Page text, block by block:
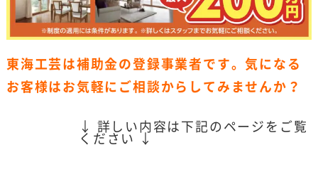
東海工芸は補助金の登録事業者です。気になる
お客様はお気軽にご相談からしてみませんか？
↓ 詳しい内容は下記のページをご覧
ください ↓